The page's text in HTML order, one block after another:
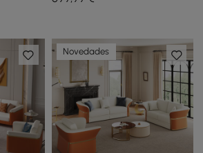
respaldo extraíble
Novedades